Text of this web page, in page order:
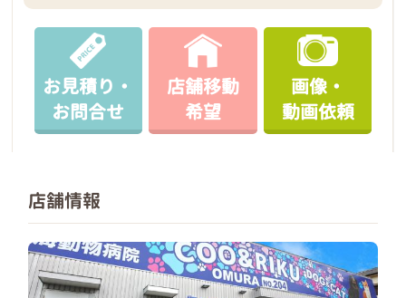
お見積り・
お問合せ
店舗移動
希望
画像・
動画依頼
店舗情報